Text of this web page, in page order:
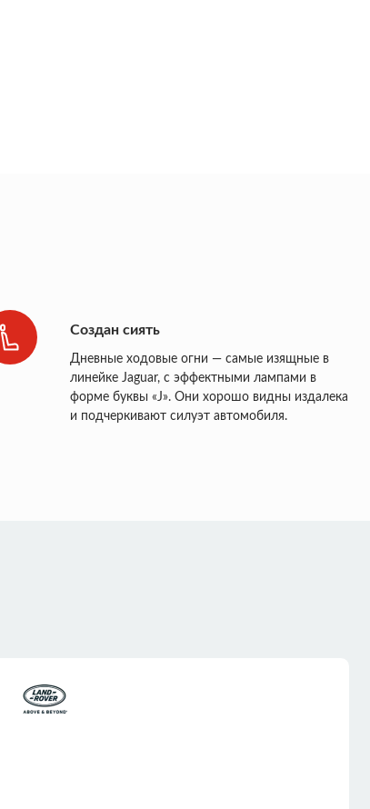
Создан сиять
Дневные ходовые огни — самые изящные в
линейке Jaguar, с эффектными лампами в
форме буквы «J». Они хорошо видны издалека
и подчеркивают силуэт автомобиля.